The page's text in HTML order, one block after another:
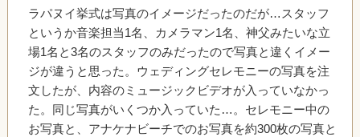
ラパヌイ挙式は写真のイメージだったのだが…スタッフ
というか音楽担当1名、カメラマン1名、神父みたいな立
場1名と3名のスタッフのみだったので写真と違くイメー
ジが違うと思った。ウェディングセレモニーの写真を注
文したが、内容のミュージックビデオが入っていなかっ
た。同じ写真がいくつか入っていた…。セレモニー中の
お写真と、アナケナビーチでのお写真を約300枚の写真と